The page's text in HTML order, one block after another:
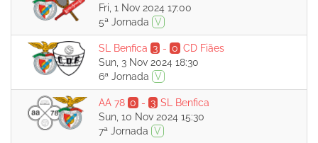
Fri, 1 Nov 2024 17:00
5ª Jornada V
SL Benfica 3 - 0 CD Fiães
Sun, 3 Nov 2024 18:30
6ª Jornada V
AA 78 0 - 3 SL Benfica
Sun, 10 Nov 2024 15:30
7ª Jornada V